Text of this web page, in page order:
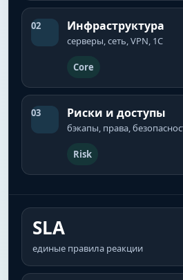
02 Инфраструктура
серверы, сеть, VPN, 1С
Core
03 Риски и доступы
бэкапы, права,
Risk
SLA
единые правила реакции